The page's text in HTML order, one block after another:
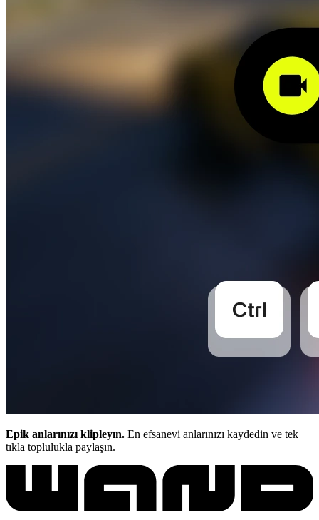
Epik anlarınızı klipleyın. En efsanevi anlarınızı kaydedin ve tek
tıkla toplulukla paylaşın.